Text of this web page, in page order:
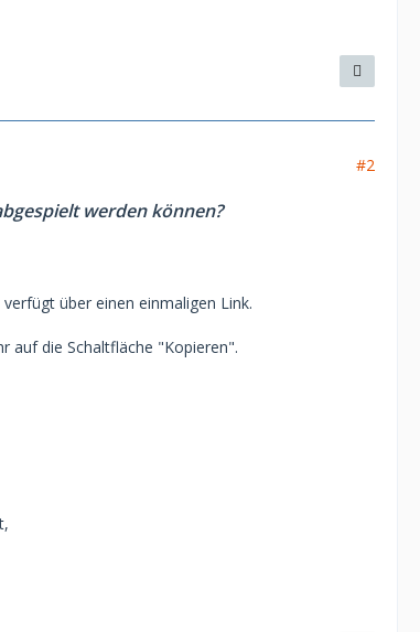
#2
werden können?
über einen einmaligen Link.
auf die Schaltfläche "Kopieren".